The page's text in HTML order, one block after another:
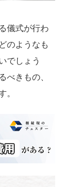
儀式が行わ
のようなも
でしょう
べきもの、
。